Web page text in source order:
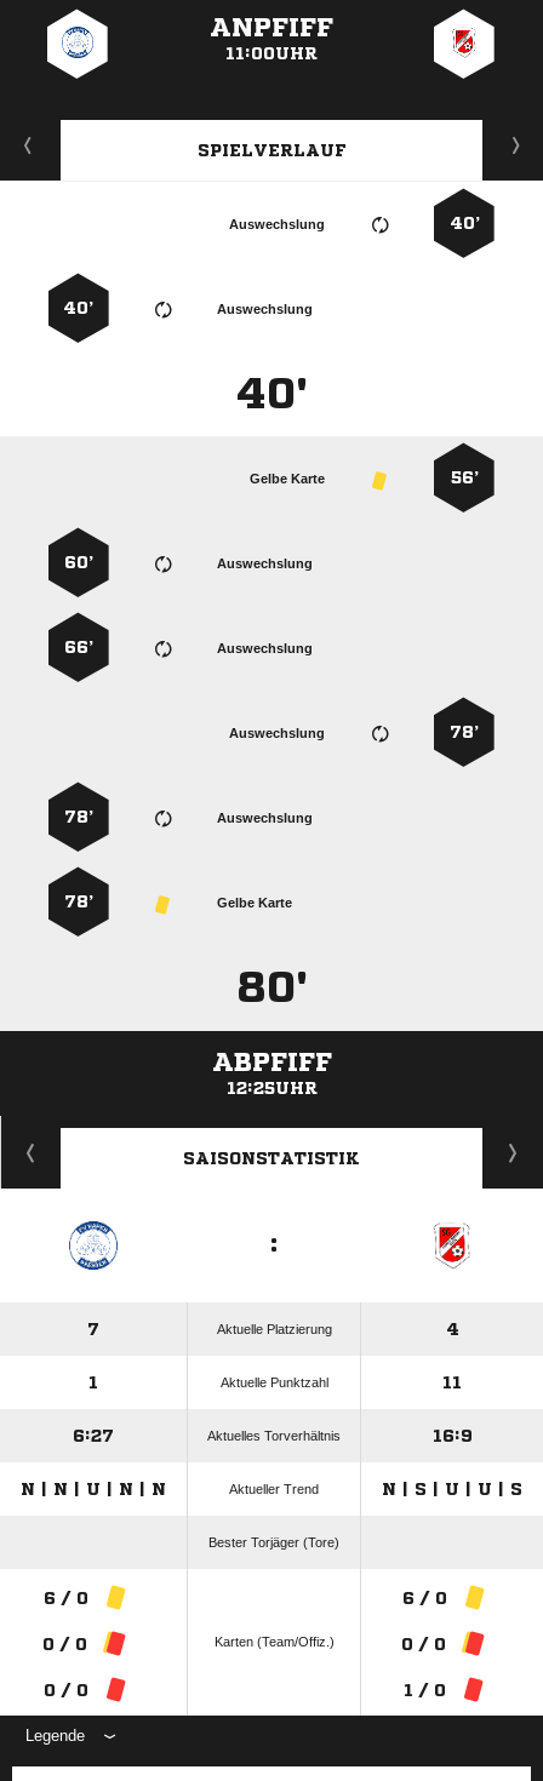
ANPFIFF
11:00UHR
SPIELVERLAUF
40’
Auswechslung
Auswechslung
40’
40'
56’
Gelbe Karte
Auswechslung
60’
Auswechslung
66’
78’
Auswechslung
Auswechslung
78’
Gelbe Karte
78’
80'
ABPFIFF
12:25UHR
ANZEIGE
SAISONSTATISTIK
:
7 Aktuelle Platzierung 4
1 Aktuelle Punktzahl 11
6:27 Aktuelles Torverhältnis 16:9
N | N | U | N | N Aktueller Trend N | S | U | U | S
Bester Torjäger (Tore)
6 / 0
0 / 0
0 / 0
Karten (Team/Offiz.)
6 / 0
0 / 0
1 / 0
Legende
ANZEIGE